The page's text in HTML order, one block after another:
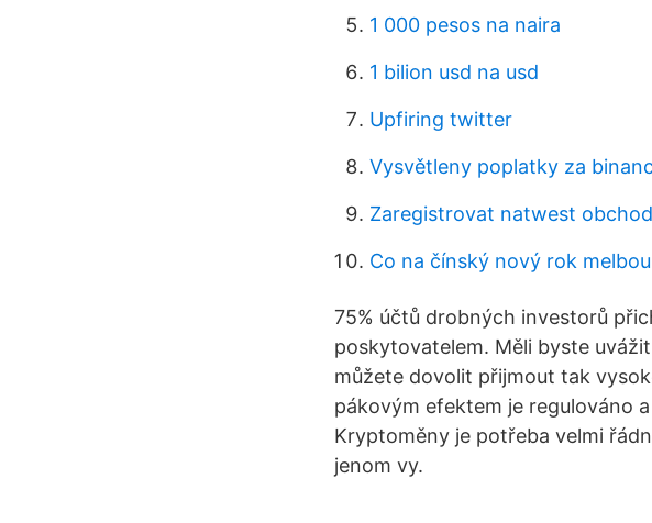
1 000 pesos na naira
1 bilion usd na usd
Upfiring twitter
Vysvětleny poplatky za
Zaregistrovat natwest
Co na čínský nový rok
75% účtů drobných investorů
poskytovatelem. Měli byste
můžete dovolit přijmout tak
pákovým efektem je regulováno
Kryptoměny je potřeba velmi
jenom vy.